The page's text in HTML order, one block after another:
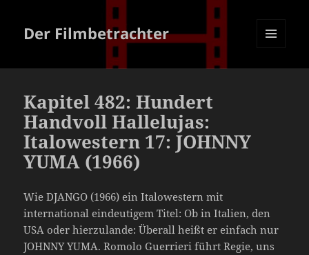
Der Filmbetrachter
Kapitel 482: Hundert
Handvoll Hallelujas:
Italowestern 17: JOHNNY
YUMA (1966)
Wie DJANGO (1966) ein Italowestern mit
international eindeutigem Titel: Ob in Italien, den
USA oder hierzulande: Überall heißt er einfach nur
JOHNNY YUMA. Romolo Guerrieri führt Regie, uns